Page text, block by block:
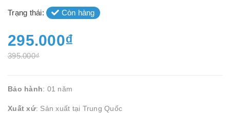
Trạng thái: Còn hàng
295.000₫
395.000₫
Bảo hành: 01 năm
Xuất xứ: Sản xuất tại Trung Quốc